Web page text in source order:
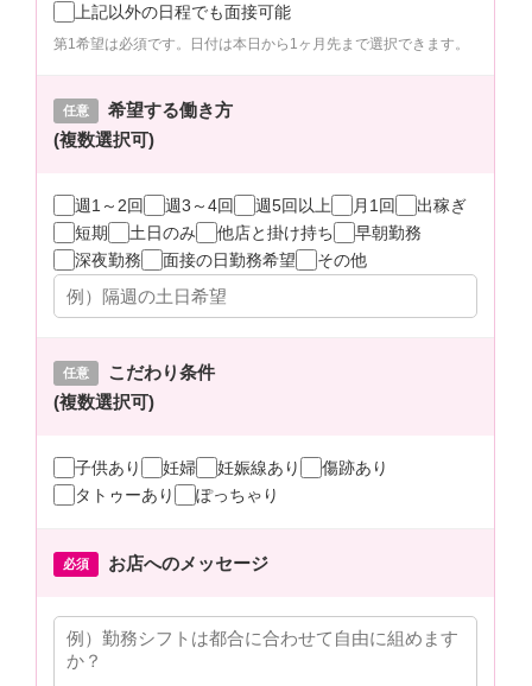
上記以外の日程でも面接可能
第1希望は必須です。日付は本日から1ヶ月先まで選択できます。
任意
希望する働き方
(複数選択可)
週1～2回 週3～4回 週5回以上 月1回
出稼ぎ
短期
土日のみ 他店と掛け持ち
早朝勤務
深夜勤務
面接の日勤務希望 その他
任意
こだわり条件
(複数選択可)
子供あり 妊婦 妊娠線あり
傷跡あり
タトゥーあり
ぽっちゃり
必須 お店へのメッセージ